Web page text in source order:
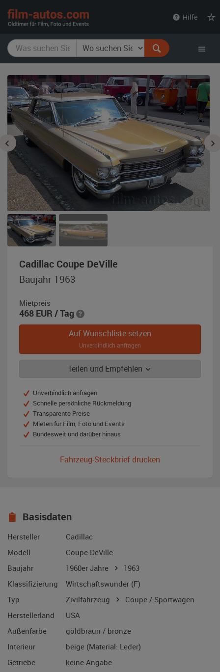
Hilfe
Cadillac Coupe DeVille
bronze
Baujahr 1963
Mietpreis
468 EUR / Tag
Auf Wunschliste setzen
Unverbindlich anfragen
Teilen und Empfehlen
Unverbindlich anfragen
Schnelle persönliche Rückmeldung
Transparente Preise
Mieten für Film, Foto und Events
Bundesweit und darüber hinaus
Fahrzeug-Steckbrief drucken
Basisdaten
Hersteller
Cadillac
Modell
Coupe DeVille
Baujahr
1960er Jahre
1963
Klassifizierung
Wirtschaftswunder (F)
Typ
Zivilfahrzeug
Coupe / Sportwagen
Herstellerland
USA
Außenfarbe
goldbraun / bronze
Interieur
beige (Material: Leder)
Getriebe
keine Angabe